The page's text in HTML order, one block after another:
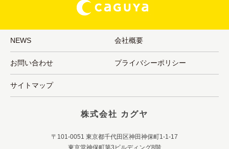
NEWS 会社概要
お問い合わせ プライバシーポリシー
サイトマップ
株式会社 カグヤ
〒101-0051 東京都千代田区神田神保町1-1-17
東京堂神保町第3ビルディング8階